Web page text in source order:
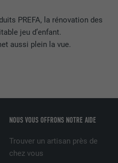
PREFA, la rénovation des
jeu d’enfant.
aussi plein la vue.
NOUS VOUS OFFRONS NOTRE AIDE
Trouver un artisan près de
chez vous
pour suivre l'utilisation de
pour suivre l'utilisation de